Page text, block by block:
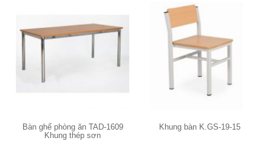
Bàn ghế phòng ăn TAD-1609
Khung thép sơn
Khung bàn K.GS-19-15